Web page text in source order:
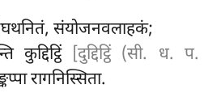
संयोजनवलाहकं;
कुद्दिट्ठिं [दुद्दिट्ठिं (सी. ध. प.
रागनिस्सिता.